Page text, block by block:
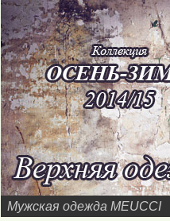
Мужская одежда MEUCCI